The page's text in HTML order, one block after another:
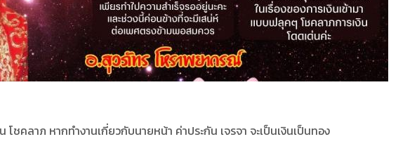
โชคลาภ หากทำงานเกี่ยวกับนายหน้า ค่าประกัน เจรจา จะเป็นเงินเป็นทอง